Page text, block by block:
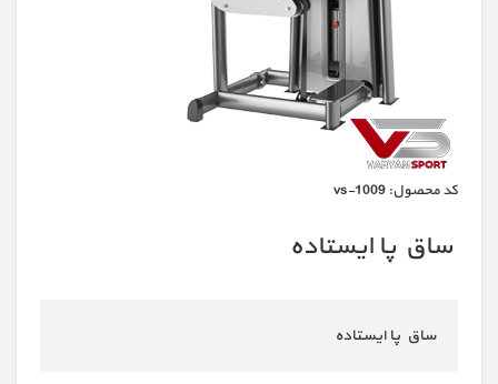
كد محصول: vs-1009
ساق پا ایستاده
ساق پا ایستاده